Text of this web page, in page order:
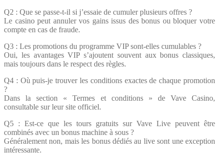
Q2 : Que se passe-t-il si j’essaie de cumuler plusieurs offres ?
Le casino peut annuler vos gains issus des bonus ou bloquer votre
compte en cas de fraude.
Q3 : Les promotions du programme VIP sont-elles cumulables ?
Oui, les avantages VIP s’ajoutent souvent aux bonus classiques,
mais toujours dans le respect des règles.
Q4 : Où puis-je trouver les conditions exactes de chaque promotion
?
Dans la section « Termes et conditions » de Vave Casino,
consultable sur leur site officiel.
Q5 : Est-ce que les tours gratuits sur Vave Live peuvent être
combinés avec un bonus machine à sous ?
Généralement non, mais les bonus dédiés au live sont une exception
intéressante.